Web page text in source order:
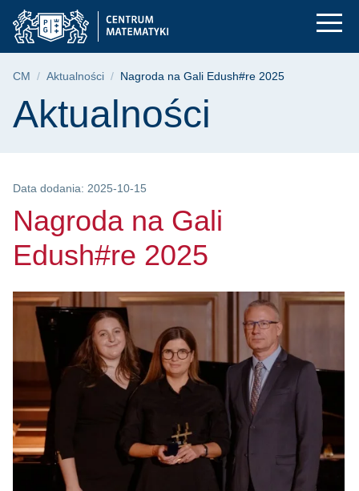
Przejdź
do
menu
Przejdź
do
wyszukiwarki
Przejdź
do
treści
Nagroda na Gali
Ścieżka nawigacyjna
CM Aktualności Nagroda na Gali Edush#re 2025
Treść strony
Aktualności
Data dodania: 2025-10-15
Nagroda na Gali
Edush#re 2025